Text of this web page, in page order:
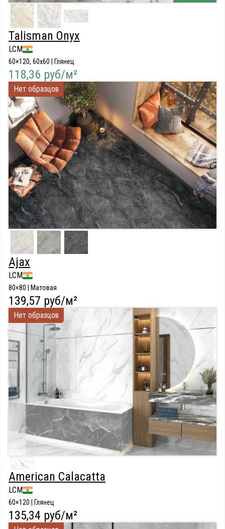
Talisman Onyx
LCM
60×120, 60x60 | Глянец
118,36 руб/м²
Нет образцов
Ajax
LCM
80×80 | Матовая
139,57 руб/м²
Нет образцов
American Calacatta
LCM
60×120 | Глянец
135,34 руб/м²